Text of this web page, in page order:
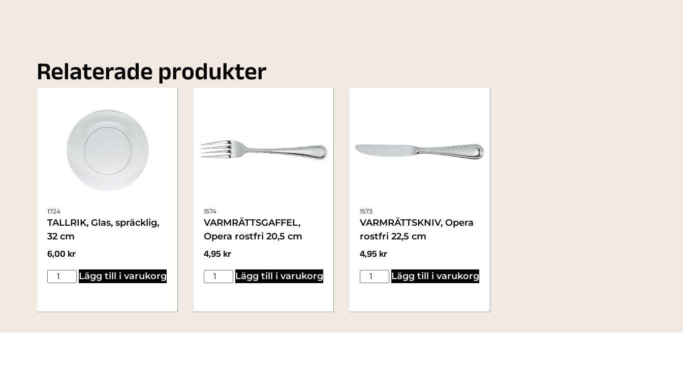
Relaterade produkter
1724
TALLRIK, Glas, spräcklig,
32 cm
6,00 kr
Lägg till i varukorg
1574
VARMRÄTTSGAFFEL,
Opera rostfri 20,5 cm
4,95 kr
Lägg till i varukorg
1573
VARMRÄTTSKNIV, Opera
rostfri 22,5 cm
4,95 kr
Lägg till i varukorg